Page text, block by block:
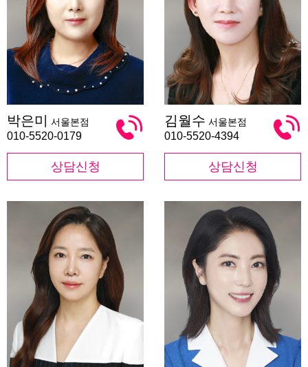
은
미
박은미 서울본점
010-5520-0179
상담신청
월
수
김월수 서울본점
010-5520-4394
상담신청